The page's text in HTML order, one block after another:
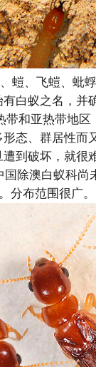
螘、飞螘、蚍
白蚁之名，并
带和亚热带地区
态、群居性而
到破坏，就很
国除澳白蚁科尚
分布范围很广。